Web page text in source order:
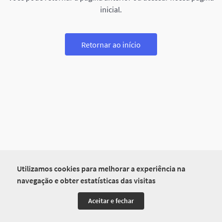
Utilizamos cookies para melhorar a experiência na
navegação e obter estatísticas das visitas
Aceitar e fechar
inicial.
Retornar ao início